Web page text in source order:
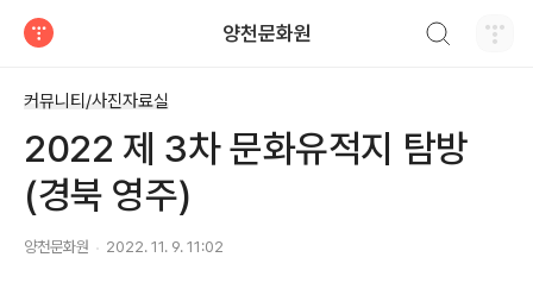
양천문화원
커뮤니티/사진자료실
2022 제 3차 문화유적지 탐방
(경북 영주)
양천문화원 2022. 11. 9. 11:02